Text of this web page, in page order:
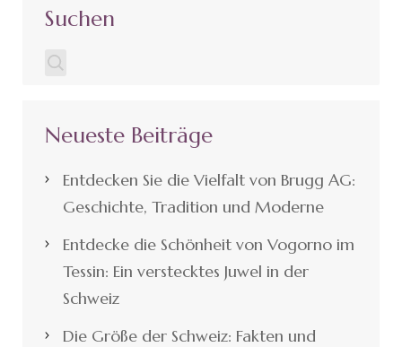
Suchen
Neueste Beiträge
Entdecken Sie die Vielfalt von Brugg AG:
Geschichte, Tradition und Moderne
Entdecke die Schönheit von Vogorno im
Tessin: Ein verstecktes Juwel in der
Schweiz
Die Größe der Schweiz: Fakten und